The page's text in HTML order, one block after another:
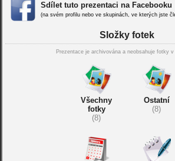
Sdílet tuto prezentaci na Facebooku
(na svém profilu nebo ve skupinách, ve kterých jste
Složky fotek
Prezentace je archivována a neobsahuje fotky
Všechny
fotky
(8)
Ostatní
(8)